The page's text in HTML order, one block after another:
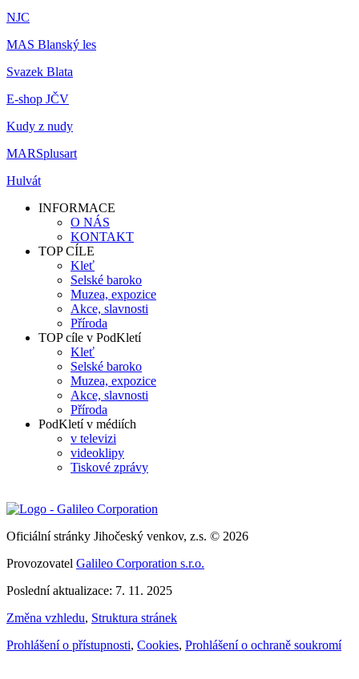
NJC
MAS Blanský les
Svazek Blata
E-shop JČV
Kudy z nudy
MARSplusart
Hulvát
INFORMACE
O NÁS
KONTAKT
TOP CÍLE
Kleť
Selské baroko
Muzea, expozice
Akce, slavnosti
Příroda
TOP cíle v PodKletí
Kleť
Selské baroko
Muzea, expozice
Akce, slavnosti
Příroda
PodKletí v médiích
v televizi
videoklipy
Tiskové zprávy
Oficiální stránky Jihočeský venkov, z.s. © 2026
Provozovatel Galileo Corporation s.r.o.
Poslední aktualizace: 7. 11. 2025
Změna vzhledu, Struktura stránek
Prohlášení o přístupnosti, Cookies, Prohlášení o ochraně soukromí